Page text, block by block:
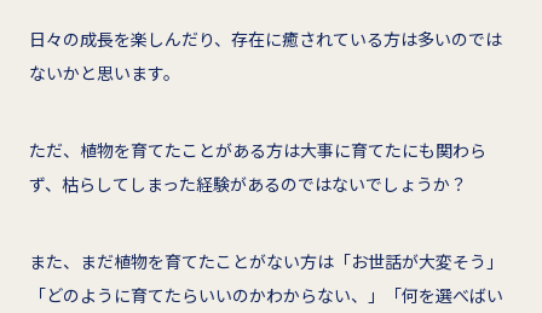
日々の成長を楽しんだり、存在に癒されている方は多いのでは
ないかと思います。
ただ、植物を育てたことがある方は大事に育てたにも関わら
ず、枯らしてしまった経験があるのではないでしょうか？
また、まだ植物を育てたことがない方は「お世話が大変そう」
「どのように育てたらいいのかわからない、」「何を選べばい